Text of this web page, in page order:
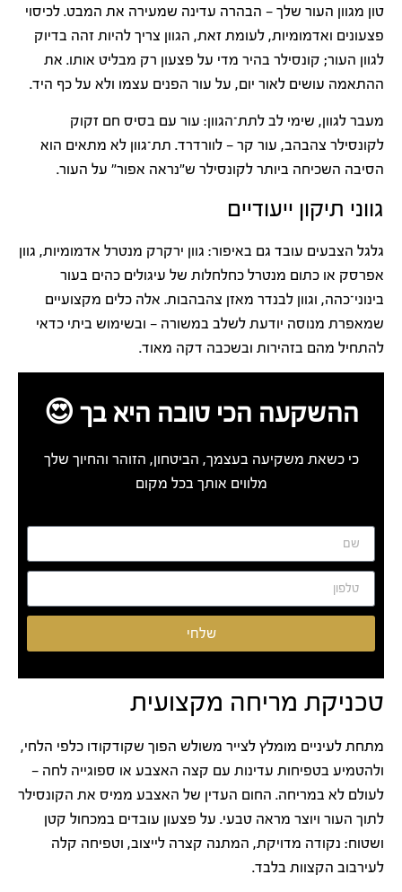
טון מגוון העור שלך — הבהרה עדינה שמעירה את המבט. לכיסוי
פצעונים ואדמומיות, לעומת זאת, הגוון צריך להיות זהה בדיוק
לגוון העור; קונסילר בהיר מדי על פצעון רק מבליט אותו. את
ההתאמה עושים לאור יום, על עור הפנים עצמו ולא על כף היד.
מעבר לגוון, שימי לב לתת־הגוון: עור עם בסיס חם זקוק
לקונסילר צהבהב, עור קר — לוורדרד. תת־גוון לא מתאים הוא
הסיבה השכיחה ביותר לקונסילר ש"נראה אפור" על העור.
גווני תיקון ייעודיים
גלגל הצבעים עובד גם באיפור: גוון ירקרק מנטרל אדמומיות, גוון
אפרסק או כתום מנטרל כחלחלות של עיגולים כהים בעור
בינוני־כהה, וגוון לבנדר מאזן צהבהבות. אלה כלים מקצועיים
שמאפרת מנוסה יודעת לשלב במשורה — ובשימוש ביתי כדאי
להתחיל מהם בזהירות ובשכבה דקה מאוד.
ההשקעה הכי טובה היא בך 😍
כי כשאת משקיעה בעצמך, הביטחון, הזוהר והחיוך שלך
מלווים אותך בכל מקום
שלחי
טכניקת מריחה מקצועית
מתחת לעיניים מומלץ לצייר משולש הפוך שקודקודו כלפי הלחי,
ולהטמיע בטפיחות עדינות עם קצה האצבע או ספוגייה לחה —
לעולם לא במריחה. החום העדין של האצבע ממיס את הקונסילר
לתוך העור ויוצר מראה טבעי. על פצעון עובדים במכחול קטן
ושטוח: נקודה מדויקת, המתנה קצרה לייצוב, וטפיחה קלה
לעירבוב הקצוות בלבד.